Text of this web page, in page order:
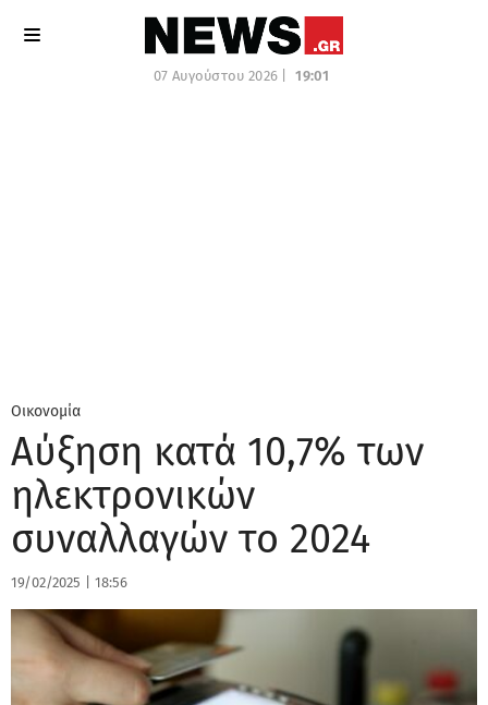
07 Αυγούστου 2026 | 19:01
Οικονομία
Αύξηση κατά 10,7% των
ηλεκτρονικών
συναλλαγών το 2024
19/02/2025 18:56